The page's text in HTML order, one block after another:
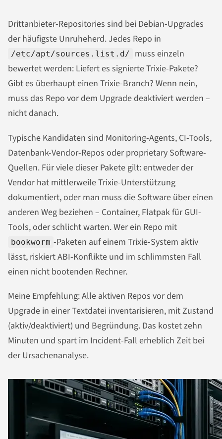
Drittanbieter-Repositories sind bei Debian-Upgrades
der häufigste Unruheherd. Jedes Repo in
/etc/apt/sources.list.d/
muss einzeln
bewertet werden: Liefert es signierte Trixie-Pakete?
Gibt es überhaupt einen Trixie-Branch? Wenn nein,
muss das Repo vor dem Upgrade deaktiviert werden –
nicht danach.
Typische Kandidaten sind Monitoring-Agents, CI-Tools,
Datenbank-Vendor-Repos oder proprietary Software-
Quellen. Für viele dieser Pakete gilt: entweder der
Vendor hat mittlerweile Trixie-Unterstützung
dokumentiert, oder man muss die Software über einen
anderen Weg beziehen – Container, Flatpak für GUI-
Tools, oder schlicht warten. Wer ein Repo mit
bookworm -Paketen auf einem Trixie-System aktiv
lässt, riskiert ABI-Konflikte und im schlimmsten Fall
einen nicht bootenden Rechner.
Meine Empfehlung: Alle aktiven Repos vor dem
Upgrade in einer Textdatei inventarisieren, mit Zustand
(aktiv/deaktiviert) und Begründung. Das kostet zehn
Minuten und spart im Incident-Fall erheblich Zeit bei
der Ursachenanalyse.